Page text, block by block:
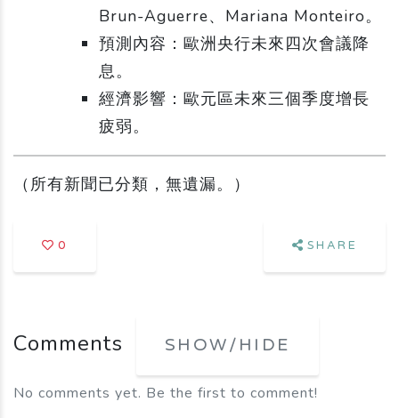
Brun-Aguerre、Mariana Monteiro。
預測內容：歐洲央行未來四次會議降
息。
經濟影響：歐元區未來三個季度增長
疲弱。
（所有新聞已分類，無遺漏。）
0 SHARE
Comments SHOW/HIDE
No comments yet. Be the first to comment!